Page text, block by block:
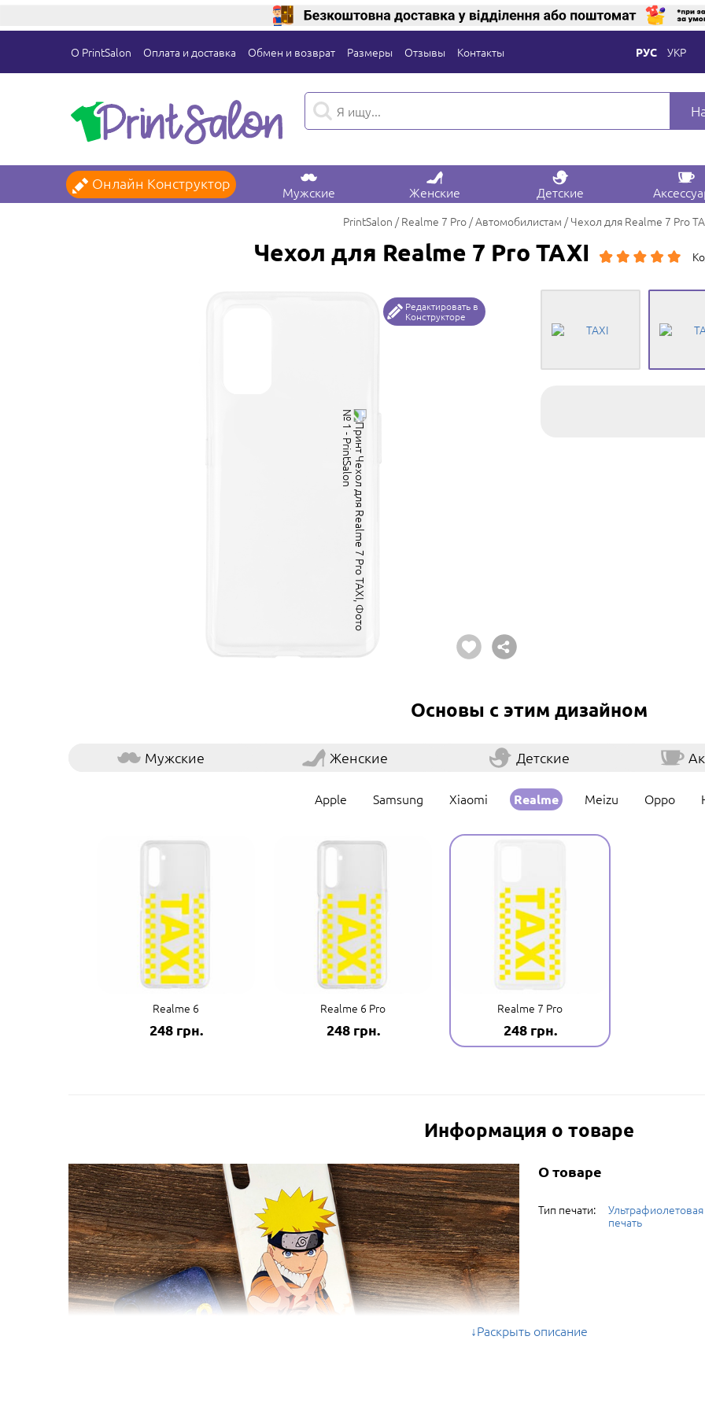
О PrintSalon Оплата и доставка Обмен и возврат Размеры Отзывы Контакты РУС УКР
Онлайн Конструктор
Мужские Женские Детские
PrintSalon Realme 7 Pro Автомобилистам Чехол для Realme 7 Pro
Чехол для Realme 7 Pro TAXI
Редактировать в
Конструкторе
Основы с этим дизайном
Мужские Женские Детские
Apple Samsung Xiaomi Realme Meizu Oppo
Realme 6
248 грн.
Realme 6 Pro
248 грн.
Realme 7 Pro
248 грн.
Информация о товаре
О товаре
Тип печати:
печать
Раскрыть описание